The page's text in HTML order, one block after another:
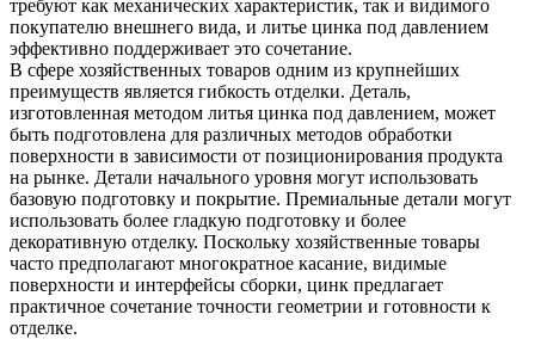
требуют как механических характеристик, так и видимого
покупателю внешнего вида, и литье цинка под давлением
эффективно поддерживает это сочетание.
В сфере хозяйственных товаров одним из крупнейших
преимуществ является гибкость отделки. Деталь,
изготовленная методом литья цинка под давлением, может
быть подготовлена для различных методов обработки
поверхности в зависимости от позиционирования продукта
на рынке. Детали начального уровня могут использовать
базовую подготовку и покрытие. Премиальные детали могут
использовать более гладкую подготовку и более
декоративную отделку. Поскольку хозяйственные товары
часто предполагают многократное касание, видимые
поверхности и интерфейсы сборки, цинк предлагает
практичное сочетание точности геометрии и готовности к
отделке.